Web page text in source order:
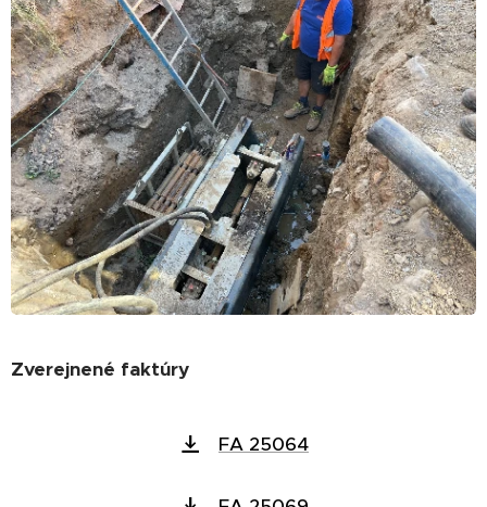
Zverejnené faktúry
FA 25064